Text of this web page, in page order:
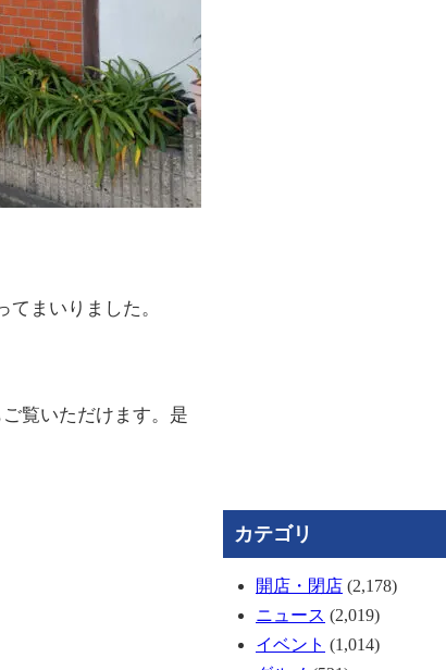
まいりました。
覧いただけます。是
カテゴリ
開店・閉店 (2,178)
ニュース (2,019)
イベント (1,014)